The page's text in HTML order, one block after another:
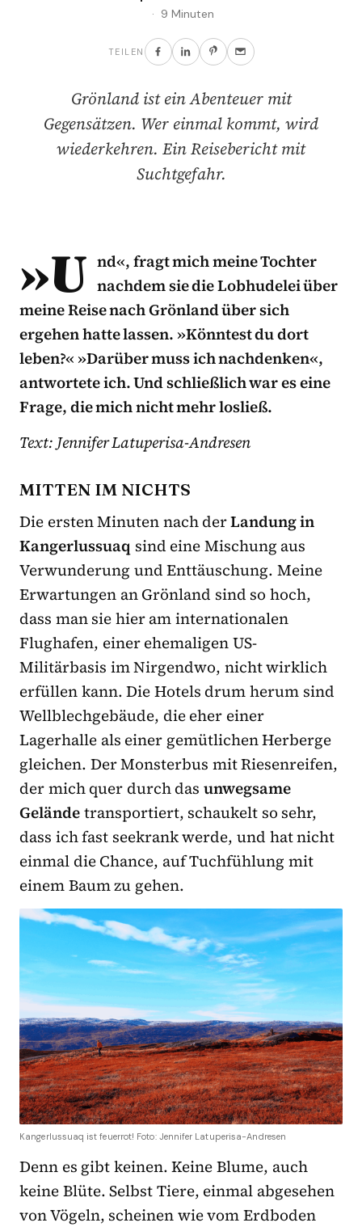
· 9 Minuten
TEILEN
Grönland ist ein Abenteuer mit
Gegensätzen. Wer einmal kommt, wird
wiederkehren. Ein Reisebericht mit
Suchtgefahr.
»U nd«, fragt mich meine Tochter
nachdem sie die Lobhudelei über
meine Reise nach Grönland über sich
ergehen hatte lassen. »Könntest du dort
leben?« »Darüber muss ich nachdenken«,
antwortete ich. Und schließlich war es eine
Frage, die mich nicht mehr losließ.
Text: Jennifer Latuperisa-Andresen
MITTEN IM NICHTS
Die ersten Minuten nach derLandung in
Kangerlussuaq sind eine Mischung aus
Verwunderung und Enttäuschung. Meine
Erwartungen an Grönland sind so hoch,
dass man sie hier am internationalen
Flughafen, einer ehemaligen US-
Militärbasis im Nirgendwo, nicht wirklich
erfüllen kann. Die Hotels drum herum sind
Wellblechgebäude, die eher einer
Lagerhalle als einer gemütlichen Herberge
gleichen. Der Monsterbus mit Riesenreifen,
der mich quer durch dasunwegsame
Geländetransportiert, schaukelt so sehr,
dass ich fast seekrank werde, und hat nicht
einmal die Chance, auf Tuchfühlung mit
einem Baum zu gehen.
Kangerlussuaq ist feuerrot! Foto: Jennifer Latuperisa-Andresen
Denn es gibt keinen. Keine Blume, auch
keine Blüte. Selbst Tiere, einmal abgesehen
von Vögeln, scheinen wie vom Erdboden